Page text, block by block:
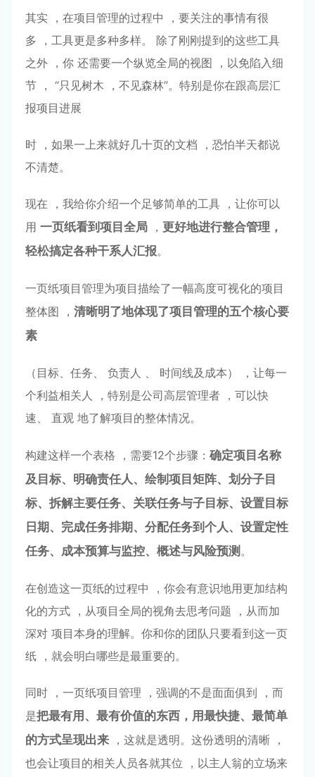
其实 ，在项⽬管理的过程中 ，要关注的事情有很
多 ，⼯具更是多种多样。 除了刚刚提到的这些⼯具
之外 ，你 还需要⼀个纵览全局的视图 ，以免陷⼊细
节 ， “只⻅树⽊ ，不⻅森林”。特别是你在跟⾼层汇
报项⽬进展
时 ，如果⼀上来就好⼏⼗⻚的⽂档 ，恐怕半天都说
不清楚。
现在 ，我给你介绍⼀个⾜够简单的⼯具 ，让你可以
⽤ ⼀⻚纸看到项⽬全局 ， 更好地进⾏整合管理 ，
轻松搞定各种⼲系⼈汇报。
⼀⻚纸项⽬管理为项⽬描绘了⼀幅⾼度可视化的项⽬
整体图 ， 清晰明了地体现了项⽬管理的五个核⼼要
素
（⽬标、任务、 负责⼈ 、 时间线及成本） ，让每⼀
个利益相关⼈ ，特别是公司⾼层管理者 ，可以快
速、 直观 地了解项⽬的整体情况。
构建这样⼀个表格 ，需要12个步骤： 确定项⽬名称
及⽬标、明确责任⼈、绘制项⽬矩阵、划分⼦⽬
标、 拆解主要任务、关联任务与⼦⽬标、设置⽬标
⽇期、完成任务排期、分配任务到个⼈、设置定性
任务、成本预算与监控、概述与⻛险预测 。
在创造这⼀⻚纸的过程中 ，你会有意识地⽤更加结构
化的⽅式 ，从项⽬全局的视⻆去思考问题 ，从⽽加
深对 项⽬本⾝的理解。你和你的团队只要看到这⼀⻚
纸 ，就会明⽩哪些是最重要的。
同时 ，⼀⻚纸项⽬管理 ，强调的不是⾯⾯俱到 ，⽽
是把最有⽤ 、最有价值的东西 ，⽤最快捷、最简单
的⽅式呈现出来 ，这就是透明。这份透明的清晰 ，
也会让项⽬的相关⼈员各就其位 ，以主⼈翁的⽴场来